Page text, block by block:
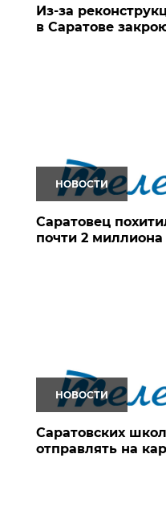
Из-за
в Саратове
НОВОСТИ
Саратовец
почти 2
НОВОСТИ
Саратовских
отправлять на